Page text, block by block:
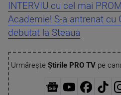
INTERVIU cu cel mai
Academie! S-a antrenat cu
debutat la Steaua
Urmărește Știrile PRO TVpe